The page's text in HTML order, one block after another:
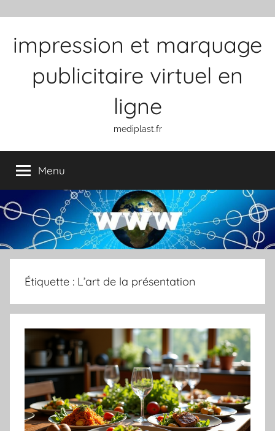
impression et marquage
publicitaire virtuel en
ligne
mediplast.fr
Menu
Étiquette : L’art de la présentation